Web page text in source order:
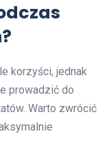
korzyści, jednak
prowadzić do
Warto zwrócić